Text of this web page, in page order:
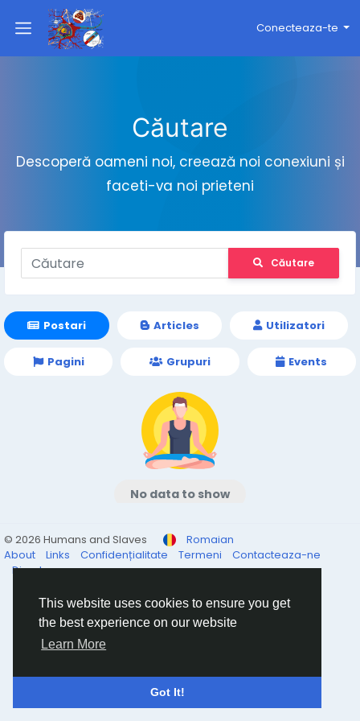
This website uses cookies to ensure you get
the best experience on our website
Learn More
Got It!
Conecteaza-te
Căutare
Descoperă oameni noi, creează noi conexiuni și
faceti-va noi prieteni
Căutare
Postari Articles Utilizatori
Pagini Grupuri Events
No data to show
© 2026 Humans and Slaves
Romaian
About
Links Confidențialitate Termeni
Contacteaza-ne
Director